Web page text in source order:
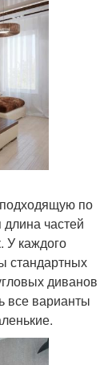
по
частей
У каждого
стандартных
диванов
все варианты